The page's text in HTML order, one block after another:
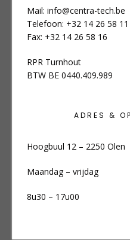
Mail: info@centra-tech.be
Telefoon: +32 14 26 58 11
Fax: +32 14 26 58 16
RPR Turnhout
BTW BE 0440.409.989
ADRES &
Hoogbuul 12 – 2250 Olen
Maandag – vrijdag
8u30 – 17u00